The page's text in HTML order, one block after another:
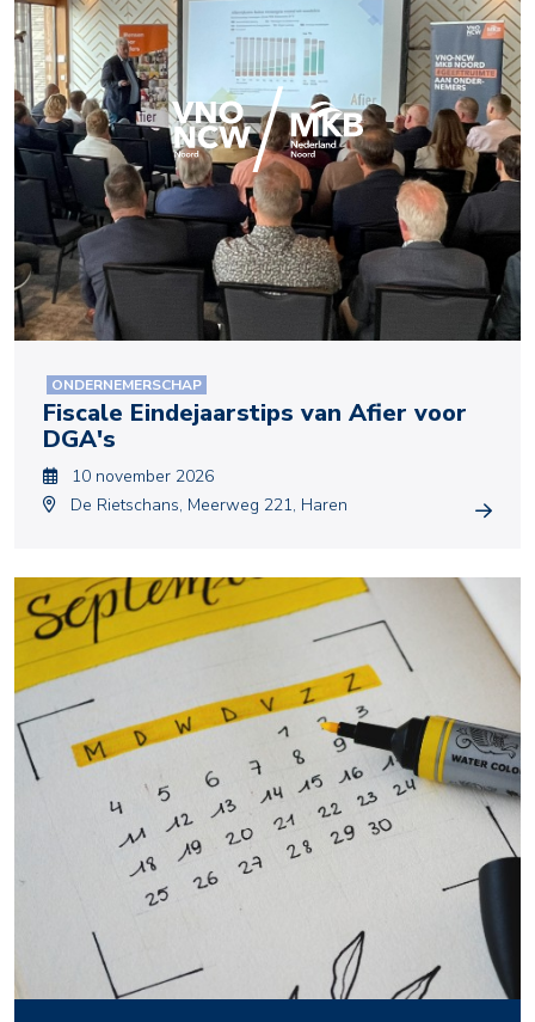
ONDERNEMERSCHAP
Fiscale Eindejaarstips van Afier voor
DGA's
10 november 2026
De Rietschans, Meerweg 221, Haren